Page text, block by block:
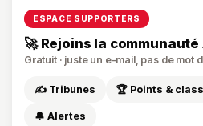
ESPACE SUPPORTERS
🚀 Rejoins la
Gratuit · juste un e-mail, pas de mot
✍️ Tribunes 🏆 Points &
🔔 Alertes